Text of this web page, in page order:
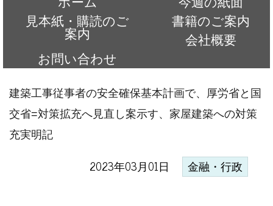
見本紙・購読のご
案内
書籍のご案内
会社概要
お問い合わせ
建築工事従事者の安全確保基本計画で、厚労省と国
交省=対策拡充へ見直し案示す、家屋建築への対策
充実明記
2023年03月01日 金融・行政